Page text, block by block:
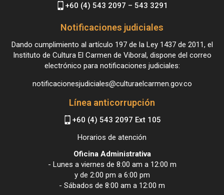
+60 (4) 543 2097 – 543 3291
Notificaciones judiciales
Dando cumplimiento al artículo 197 de la Ley 1437 de 2011, el
Instituto de Cultura El Carmen de Viboral, dispone del correo
electrónico para notificaciones judiciales:
notificacionesjudiciales@culturaelcarmen.gov.co
Línea anticorrupción
+60 (4) 543 2097 Ext 105
Horarios de atención
Oficina Administrativa
- Lunes a viernes de 8:00 am a 12:00 m
y de 2:00 pm a 6:00 pm
- Sábados de 8:00 am a 12:00 m